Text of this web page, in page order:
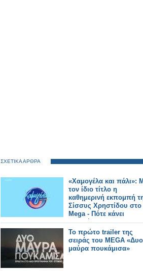
ΣΧΕΤΙΚΑ ΑΡΘΡΑ
«Χαμογέλα και πάλι»:
τον ίδιο τίτλο η
καθημερινή εκπομπή
Σίσσυς Χρηστίδου στο
Mega - Πότε κάνει
πρεμιέρα;
Το πρώτο trailer της
σειράς του MEGA «Δυο
μαύρα πουκάμισα»